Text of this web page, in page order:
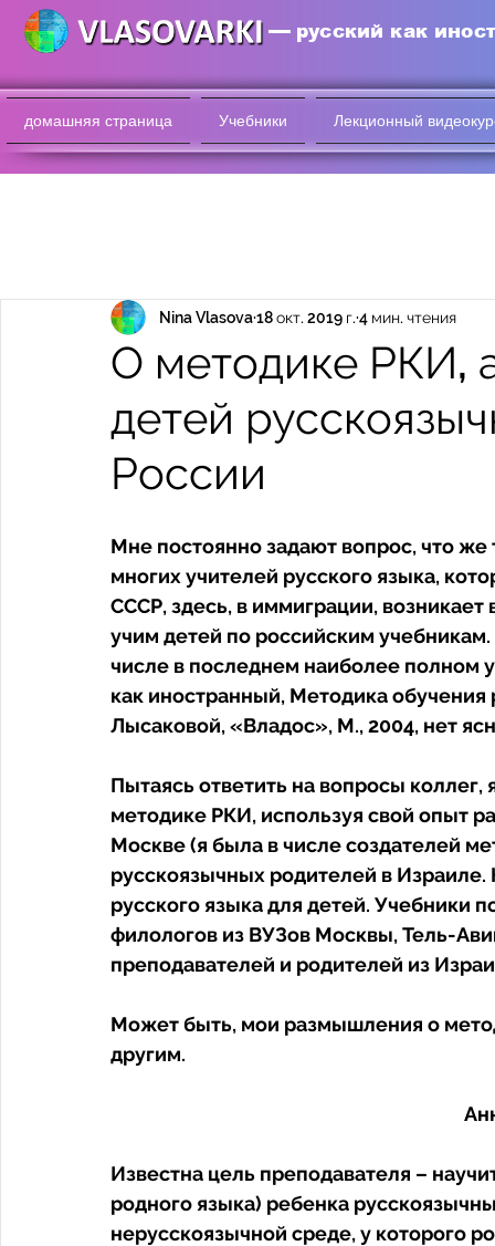
русский как
домашняя страница Учебники Лекционный
О методике РКИ,
детей
России
Nina Vlasova18 окт. 2019 г. 4 мин. чтения
Мне постоянно задают вопрос, что
многих учителей русского языка,
СССР, здесь, в иммиграции,
учим детей по российским
числе в последнем наиболее полном
как иностранный, Методика
Лысаковой, «Владос», М., 2004, нет
Пытаясь ответить на вопросы
методике РКИ, используя свой опыт
Москве (я была в числе создателей
русскоязычных родителей в
русского языка для детей.
филологов из ВУЗов Москвы, Тель-
преподавателей и родителей из
Может быть, мои размышления о
другим.
Известна цель преподавателя –
родного языка) ребенка
нерусскоязычной среде, у которого